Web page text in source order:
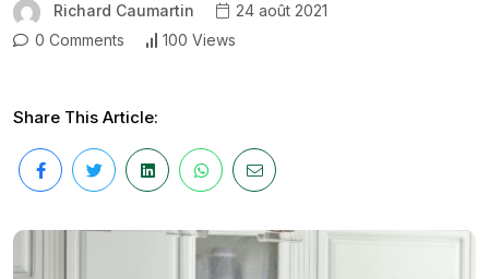
Richard Caumartin
24 août 2021
0 Comments
100 Views
Share This Article: